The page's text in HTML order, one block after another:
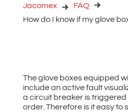
Jacomex
FAQ
How do I know if my glove
The glove boxes equipped
include an active fault
a circuit breaker is triggered
order. Therefore is it easy to